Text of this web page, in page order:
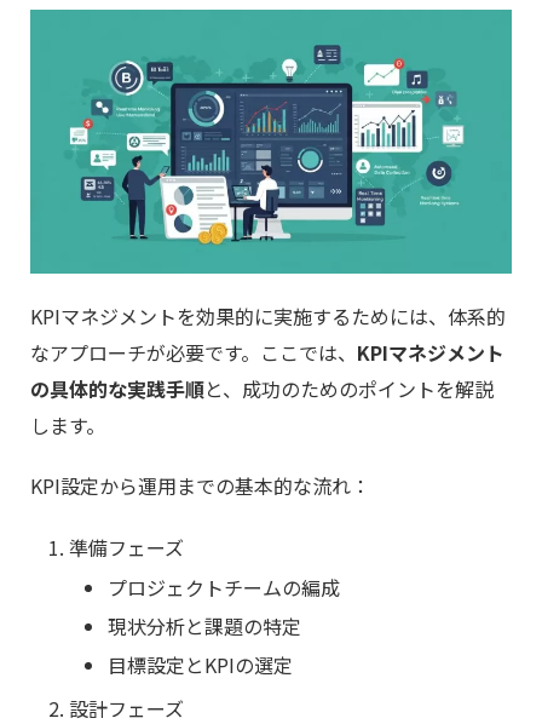
KPIマネジメントを効果的に実施するためには、体系的
なアプローチが必要です。ここでは、 KPIマネジメント
の具体的な実践手順と、成功のためのポイントを解説
します。
KPI設定から運用までの基本的な流れ：
準備フェーズ
プロジェクトチームの編成
現状分析と課題の特定
目標設定とKPIの選定
設計フェーズ